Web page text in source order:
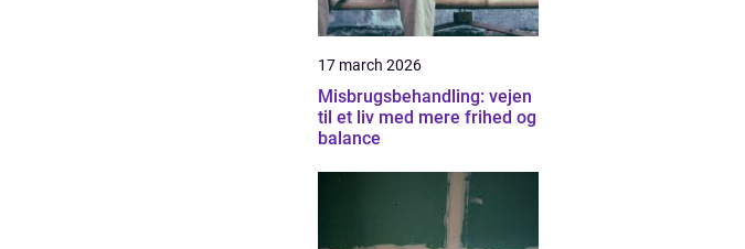
17 march 2026
Misbrugsbehandling: vejen
til et liv med mere frihed og
balance